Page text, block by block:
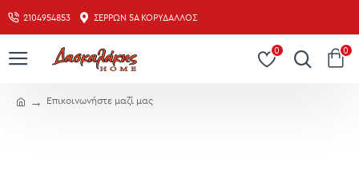
2104954853 ΣΕΡΡΏΝ 5Α ΚΟΡΥΔΑΛΛΌΣ
0 0
Επικοινωνήστε μαζί μας